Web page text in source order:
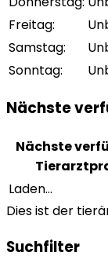
Freitag:
Samstag:
Sonntag:
Nächste
Nächste
Laden...
Dies ist der
Suchfilter